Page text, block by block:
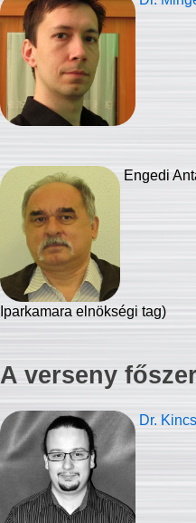
Engedi
Iparkamara elnökségi tag)
A verseny
Dr.